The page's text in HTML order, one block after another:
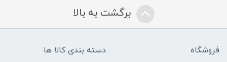
برگشت به بالا
فروشگاه دسته بندی کالا ها